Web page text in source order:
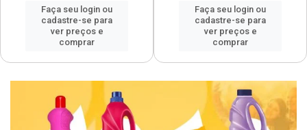
Faça seu login ou
cadastre-se para
ver preços e
comprar
Faça seu login ou
cadastre-se para
ver preços e
comprar